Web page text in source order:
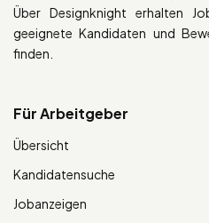
Über Designknight erhalten
geeignete Kandidaten und
finden.
Für Arbeitgeber
Übersicht
Kandidatensuche
Jobanzeigen